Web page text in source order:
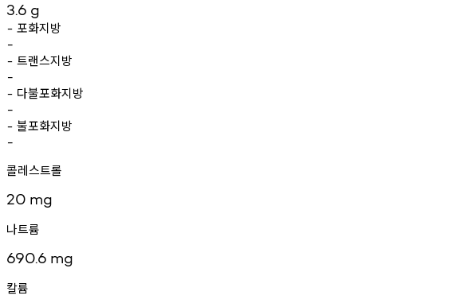
3.6 g
- 포화지방
-
- 트랜스지방
-
- 다불포화지방
-
- 불포화지방
-
콜레스트롤
20 mg
나트륨
690.6 mg
칼륨